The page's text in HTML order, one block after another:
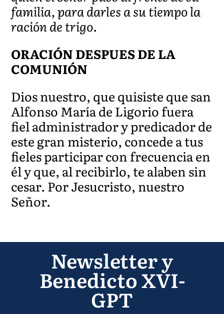
familia, para darles a su tiempo la
ración de trigo.
ORACIÓN DESPUES DE LA
COMUNIÓN
Dios nuestro, que quisiste que san
Alfonso María de Ligorio fuera
fiel administrador y predicador de
este gran misterio, concede a tus
fieles participar con frecuencia en
él y que, al recibirlo, te alaben sin
cesar. Por Jesucristo, nuestro
Señor.
Newsletter y
Benedicto XVI-
GPT